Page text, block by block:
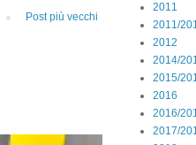
Post più vecchi
2011
2011/
2012
2014/
2015/
2016
2016/
2017/